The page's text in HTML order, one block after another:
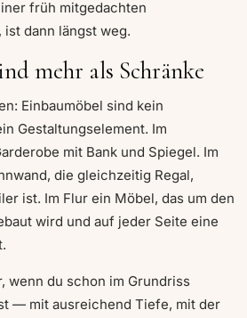
früh mitgedachten
dann längst weg.
mehr als Schränke
Einbaumöbel sind kein
Gestaltungselement. Im
mit Bank und Spiegel. Im
die gleichzeitig Regal,
ist. Im Flur ein Möbel, das um den
wird und auf jeder Seite eine
wenn du schon im Grundriss
— mit ausreichend Tiefe, mit der